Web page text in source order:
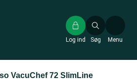
Søg
Log ind Menu
VacuChef 72 SlimLine